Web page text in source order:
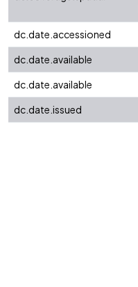
dc.date.accessioned
dc.date.available
dc.date.available
dc.date.issued